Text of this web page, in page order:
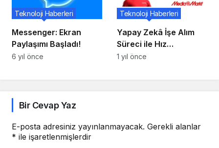
Messenger: Ekran
Paylaşımı Başladı!
Teknoloji Haberleri
6 yıl önce
Yapay Zekâ İşe Alım
Süreci ile Hız
Kazanıyor
Teknoloji Haberleri
1 yıl önce
Bir Cevap Yaz
E-posta adresiniz yayınlanmayacak. Gerekli alanlar
* ile işaretlenmişlerdir